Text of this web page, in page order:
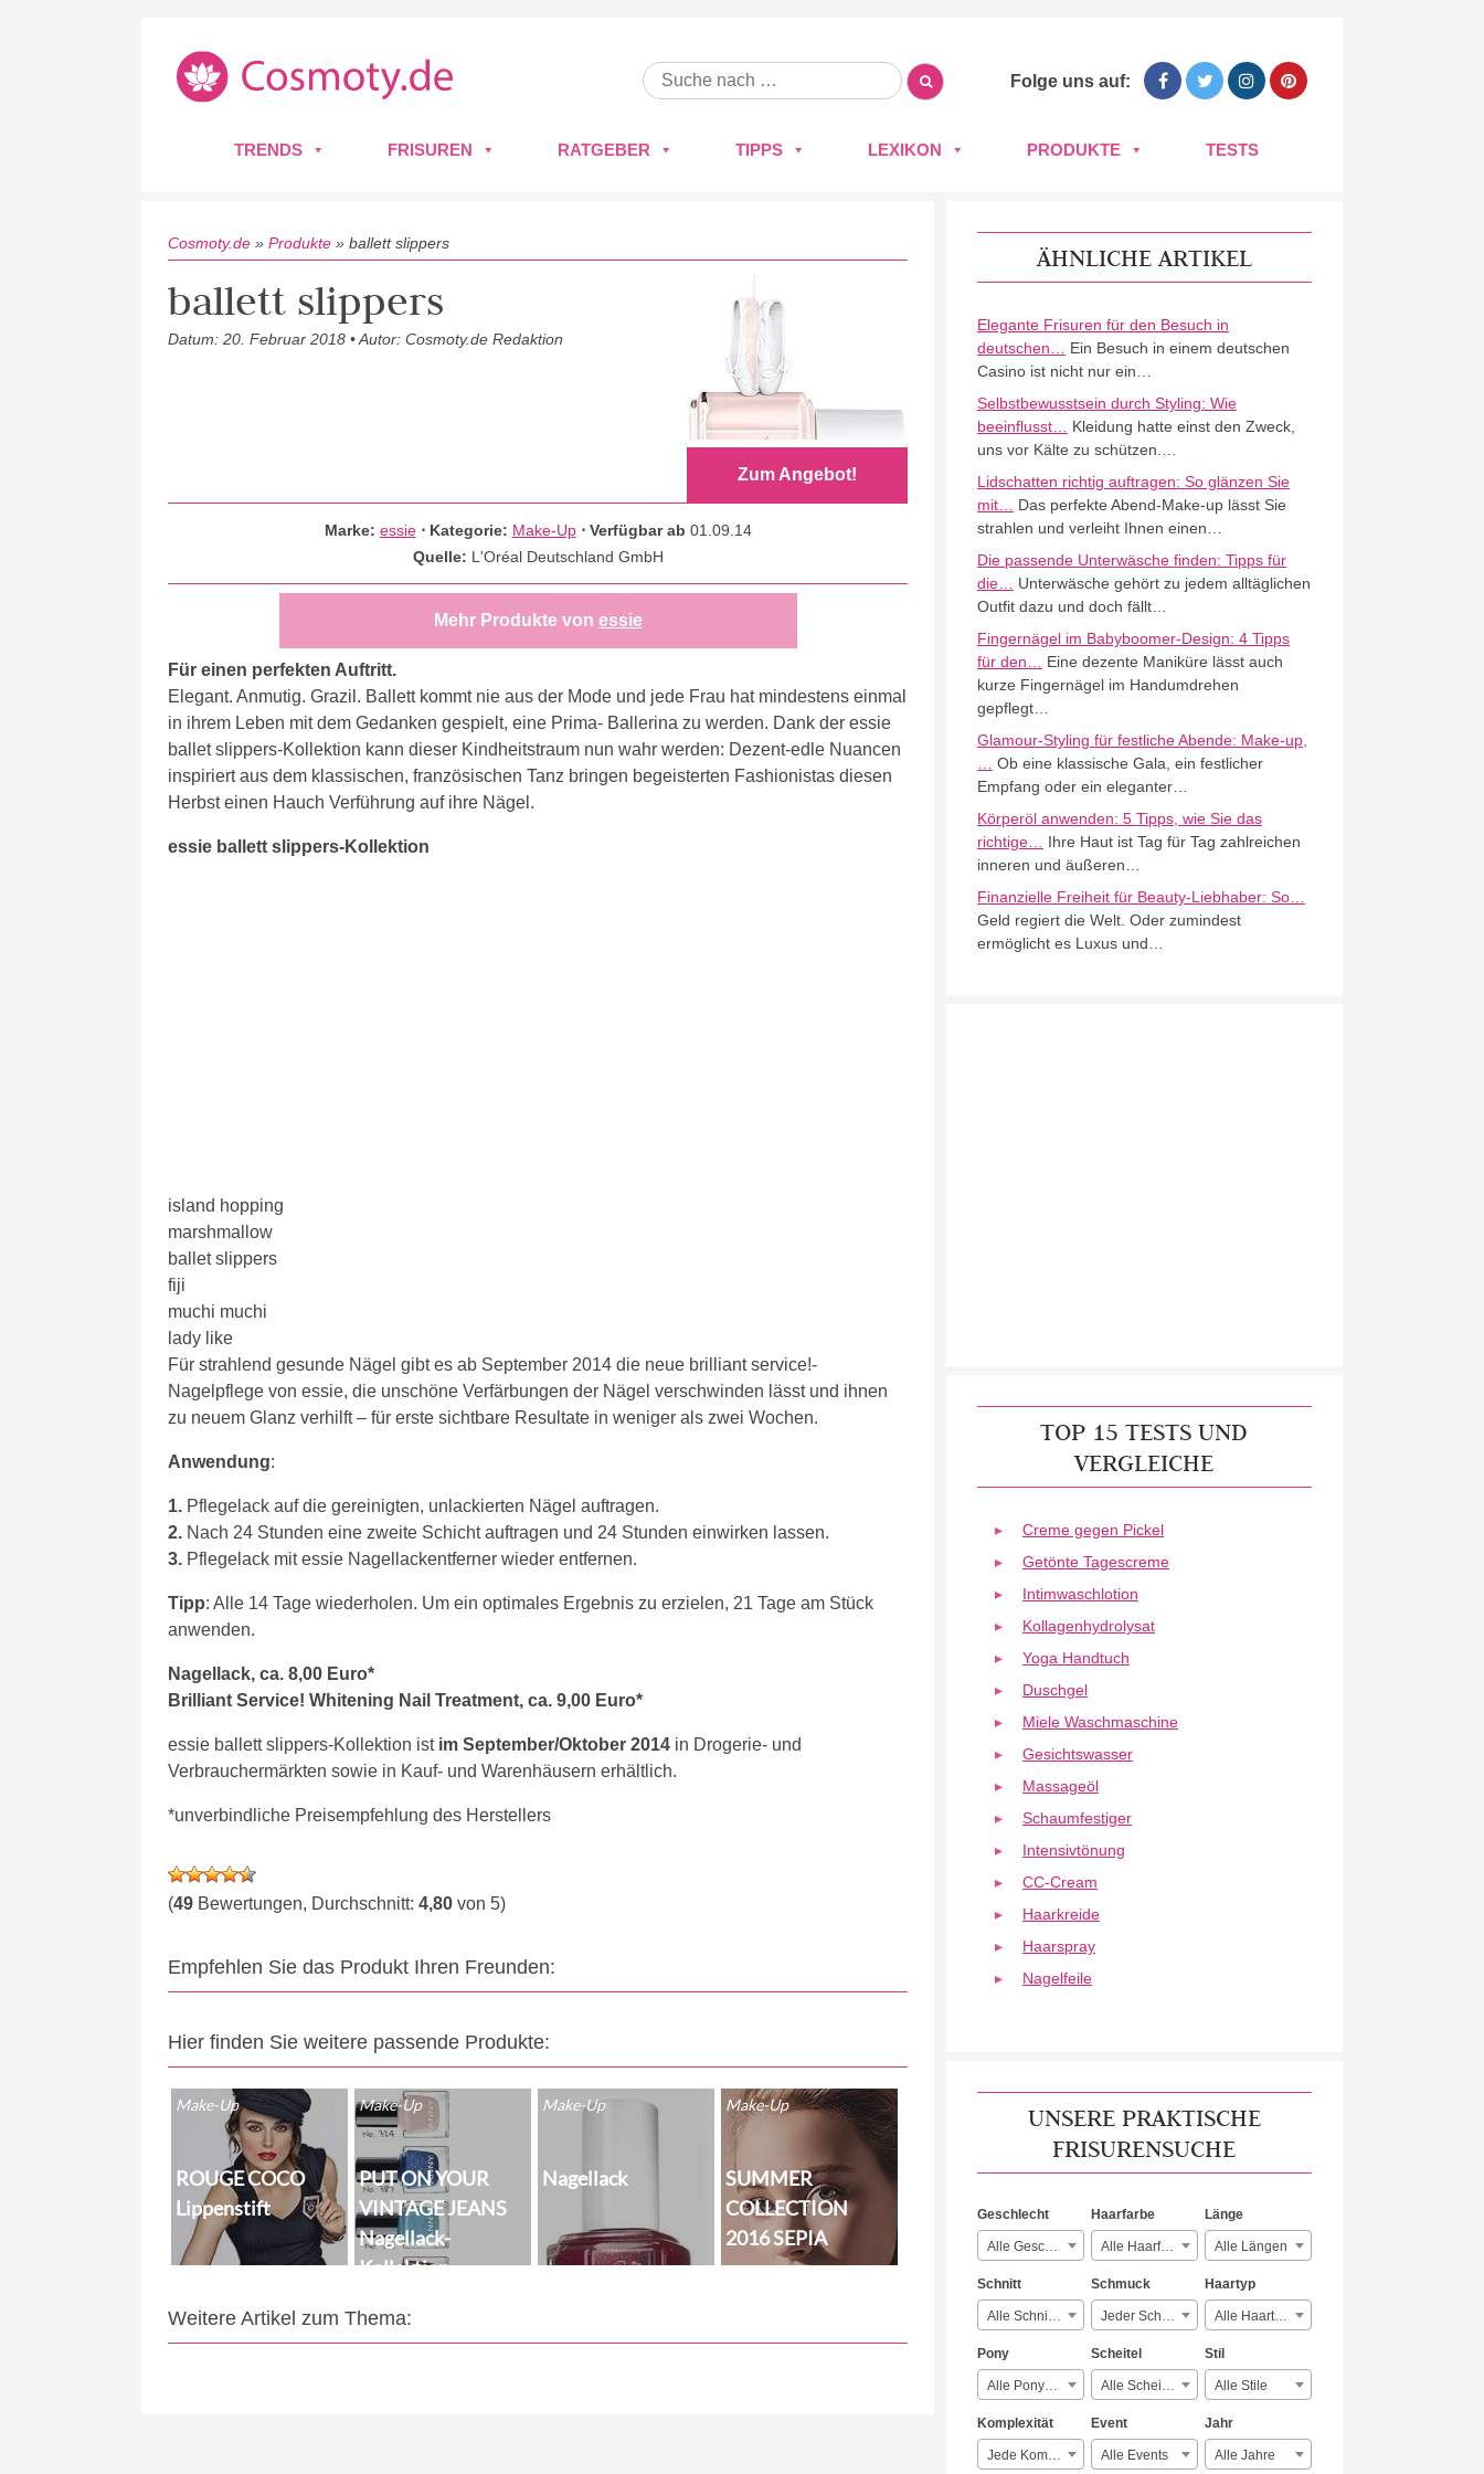
Folge uns auf:
TRENDS FRISUREN RATGEBER TIPPS LEXIKON PRODUKTE TESTS
Cosmoty.de » Produkte » ballett slippers
Zum Angebot!
ballett slippers
Datum: 20. Februar 2018 • Autor: Cosmoty.de Redaktion
Marke: essie ⋅ Kategorie: Make-Up ⋅ Verfügbar ab 01.09.14
Quelle: L'Oréal Deutschland GmbH
Mehr Produkte von essie
Für einen perfekten Auftritt.
Elegant. Anmutig. Grazil. Ballett kommt nie aus der Mode und jede Frau hat mindestens einmal
in ihrem Leben mit dem Gedanken gespielt, eine Prima- Ballerina zu werden. Dank der essie
ballet slippers-Kollektion kann dieser Kindheitstraum nun wahr werden: Dezent-edle Nuancen
inspiriert aus dem klassischen, französischen Tanz bringen begeisterten Fashionistas diesen
Herbst einen Hauch Verführung auf ihre Nägel.
essie ballett slippers-Kollektion
island hopping
marshmallow
ballet slippers
fiji
muchi muchi
lady like
Für strahlend gesunde Nägel gibt es ab September 2014 die neue brilliant service!-
Nagelpflege von essie, die unschöne Verfärbungen der Nägel verschwinden lässt und ihnen
zu neuem Glanz verhilft – für erste sichtbare Resultate in weniger als zwei Wochen.
Anwendung:
1. Pflegelack auf die gereinigten, unlackierten Nägel auftragen.
2. Nach 24 Stunden eine zweite Schicht auftragen und 24 Stunden einwirken lassen.
3. Pflegelack mit essie Nagellackentferner wieder entfernen.
Tipp: Alle 14 Tage wiederholen. Um ein optimales Ergebnis zu erzielen, 21 Tage am Stück
anwenden.
Nagellack, ca. 8,00 Euro*
Brilliant Service! Whitening Nail Treatment, ca. 9,00 Euro*
essie ballett slippers-Kollektion ist im September/Oktober 2014 in Drogerie- und
Verbrauchermärkten sowie in Kauf- und Warenhäusern erhältlich.
*unverbindliche Preisempfehlung des Herstellers
(49 Bewertungen, Durchschnitt: 4,80 von 5)
Empfehlen Sie das Produkt Ihren Freunden:
Hier finden Sie weitere passende Produkte:
Make-Up
ROUGE COCO
Lippenstift
Make-Up
PUT ON YOUR
VINTAGE JEANS
Nagellack-
Kollektion
Make-Up
Nagellack
Make-Up
SUMMER
COLLECTION
2016 SEPIA
Weitere Artikel zum Thema:
ÄHNLICHE ARTIKEL
Elegante Frisuren für den Besuch in
deutschen…
Ein Besuch in einem deutschen
Casino ist nicht nur ein…
Selbstbewusstsein durch Styling: Wie
beeinflusst…
Kleidung hatte einst den Zweck,
uns vor Kälte zu schützen.…
Lidschatten richtig auftragen: So glänzen Sie
mit…
Das perfekte Abend-Make-up lässt Sie
strahlen und verleiht Ihnen einen…
Die passende Unterwäsche finden: Tipps für
die…
Unterwäsche gehört zu jedem alltäglichen
Outfit dazu und doch fällt…
Fingernägel im Babyboomer-Design: 4 Tipps
für den…
Eine dezente Maniküre lässt auch
kurze Fingernägel im Handumdrehen
gepflegt…
Glamour-Styling für festliche Abende: Make-up,
Ob eine klassische Gala, ein festlicher
Empfang oder ein eleganter…
Körperöl anwenden: 5 Tipps, wie Sie das
richtige…
Ihre Haut ist Tag für Tag zahlreichen
inneren und äußeren…
Finanzielle Freiheit für Beauty-Liebhaber: So…
Geld regiert die Welt. Oder zumindest
ermöglicht es Luxus und…
TOP 15 TESTS UND
VERGLEICHE
Creme gegen Pickel
Getönte Tagescreme
Intimwaschlotion
Kollagenhydrolysat
Yoga Handtuch
Duschgel
Miele Waschmaschine
Gesichtswasser
Massageöl
Schaumfestiger
Intensivtönung
CC-Cream
Haarkreide
Haarspray
Nagelfeile
UNSERE PRAKTISCHE
FRISURENSUCHE
Geschlecht
Alle Geschlechter
Haarfarbe
Alle Haarfarben
Länge
Alle Längen
Schnitt
Alle Schnitte
Schmuck
Jeder Schmuck
Haartyp
Alle Haartypen
Pony
Alle Ponyarten
Scheitel
Alle Scheitelarten
Stil
Alle Stile
Komplexität
Jede Komplexität
Event
Alle Events
Jahr
Alle Jahre